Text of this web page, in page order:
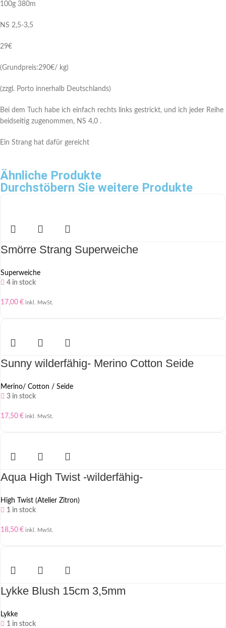
100g 380m
NS 2,5-3,5
29€
(Grundpreis:290€/ kg)
(zzgl. Porto innerhalb Deutschlands)
Bei dem Tuch habe ich einfach rechts links gestrickt, und ich jeder Reihe
beidseitig zugenommen, NS 4,0 .
Ein Strang hat dafür gereicht
Ähnliche Produkte
Durchstöbern Sie weitere Produkte
Smörre Strang Superweiche
Superweiche
4 in stock
17,00 € inkl. MwSt.
Sunny wilderfähig- Merino Cotton Seide
Merino/ Cotton / Seide
3 in stock
17,50 € inkl. MwSt.
Aqua High Twist -wilderfähig-
High Twist (Atelier Zitron)
1 in stock
18,50 € inkl. MwSt.
Lykke Blush 15cm 3,5mm
Lykke
1 in stock